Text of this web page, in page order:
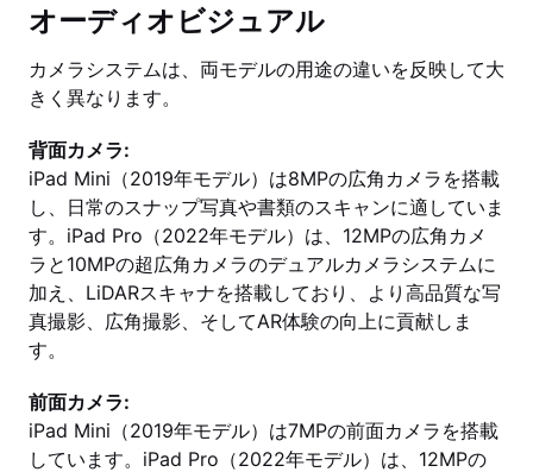
オーディオビジュアル
カメラシステムは、両モデルの用途の違いを反映して大
きく異なります。
背面カメラ:
iPad Mini（2019年モデル）は8MPの広角カメラを搭載
し、日常のスナップ写真や書類のスキャンに適していま
す。iPad Pro（2022年モデル）は、12MPの広角カメ
ラと10MPの超広角カメラのデュアルカメラシステムに
加え、LiDARスキャナを搭載しており、より高品質な写
真撮影、広角撮影、そしてAR体験の向上に貢献しま
す。
前面カメラ:
iPad Mini（2019年モデル）は7MPの前面カメラを搭載
しています。iPad Pro（2022年モデル）は、12MPの